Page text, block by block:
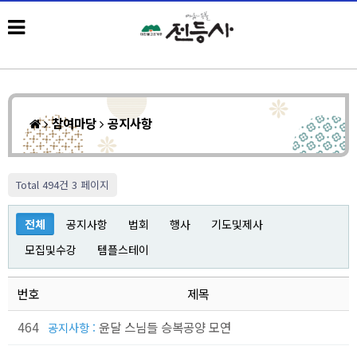
참여마당 공지사항
Total 494건 3 페이지
전체 공지사항 법회 행사
기도및제사
모집및수강
템플스테이
번호
제목
464
공지사항 : 윤달 스님들 승복공양 모연